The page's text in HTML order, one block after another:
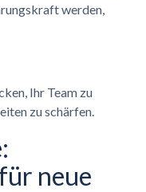
werden,
Ihr Team zu
zu schärfen.
neue